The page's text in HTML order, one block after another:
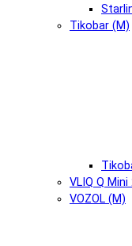
Tikobar (М)
VLIQ Q
VOZOL (М)